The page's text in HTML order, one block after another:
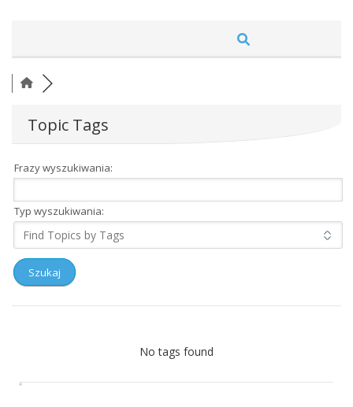
Topic Tags
Frazy wyszukiwania:
Typ wyszukiwania:
No tags found